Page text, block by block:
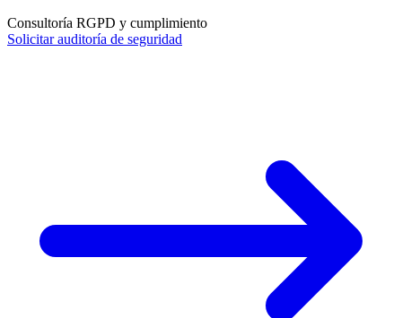
Consultoría RGPD y cumplimiento
Solicitar auditoría de seguridad